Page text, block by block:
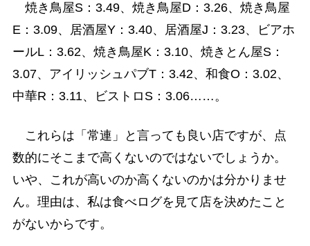
焼き鳥屋S：3.49、焼き鳥屋D：3.26、焼き鳥屋
E：3.09、居酒屋Y：3.40、居酒屋J：3.23、ビアホ
ールL：3.62、焼き鳥屋K：3.10、焼きとん屋S：
3.07、アイリッシュパブT：3.42、和食O：3.02、
中華R：3.11、ビストロS：3.06……。
これらは「常連」と言っても良い店ですが、点
数的にそこまで高くないのではないでしょうか。
いや、これが高いのか高くないのかは分かりませ
ん。理由は、私は食べログを見て店を決めたこと
がないからです。